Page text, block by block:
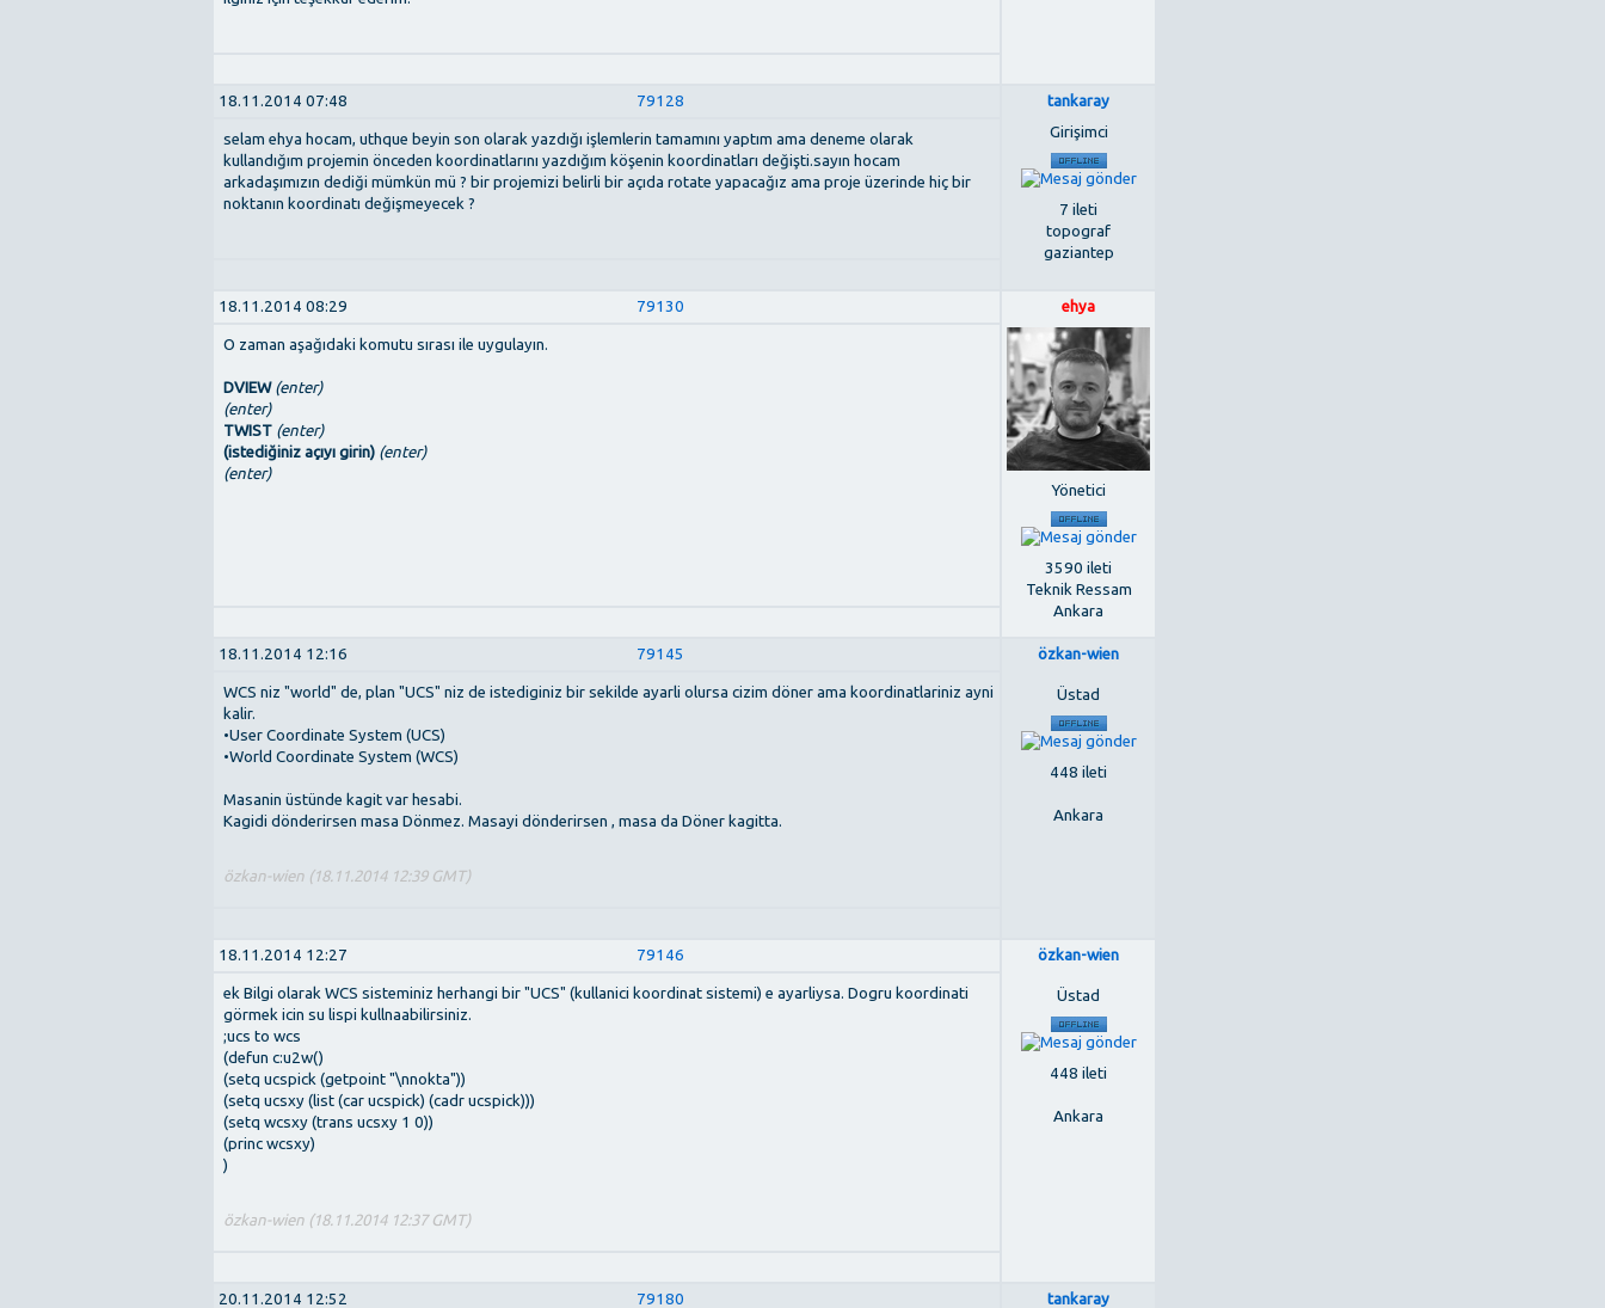
18.11.2014 07:48 79128
tankaray
Girişimci
7 ileti
topograf
gaziantep
selam ehya hocam, uthque beyin son olarak yazdığı işlemlerin tamamını yaptım ama deneme olarak
kullandığım projemin önceden koordinatlarını yazdığım köşenin koordinatları değişti.sayın hocam
arkadaşımızın dediği mümkün mü ? bir projemizi belirli bir açıda rotate yapacağız ama proje üzerinde hiç bir
noktanın koordinatı değişmeyecek ?
18.11.2014 08:29 79130 ehya
Yönetici
3590 ileti
Teknik Ressam
Ankara
O zaman aşağıdaki komutu sırası ile uygulayın.
DVIEW (enter)
(enter)
TWIST (enter)
(istediğiniz açıyı girin) (enter)
(enter)
18.11.2014 12:16 79145 özkan-wien
Üstad
448 ileti
Ankara
WCS niz "world" de, plan "UCS" niz de istediginiz bir sekilde ayarli olursa cizim döner ama koordinatlariniz ayni
kalir.
•User Coordinate System (UCS)
•World Coordinate System (WCS)
Masanin üstünde kagit var hesabi.
Kagidi dönderirsen masa Dönmez. Masayi dönderirsen , masa da Döner kagitta.
özkan-wien (18.11.2014 12:39 GMT)
18.11.2014 12:27 79146 özkan-wien
Üstad
448 ileti
Ankara
ek Bilgi olarak WCS sisteminiz herhangi bir "UCS" (kullanici koordinat sistemi) e ayarliysa. Dogru koordinati
görmek icin su lispi kullnaabilirsiniz.
;ucs to wcs
(defun c:u2w()
(setq ucspick (getpoint "\nnokta"))
(setq ucsxy (list (car ucspick) (cadr ucspick)))
(setq wcsxy (trans ucsxy 1 0))
(princ wcsxy)
)
özkan-wien (18.11.2014 12:37 GMT)
20.11.2014 12:52 79180 tankaray